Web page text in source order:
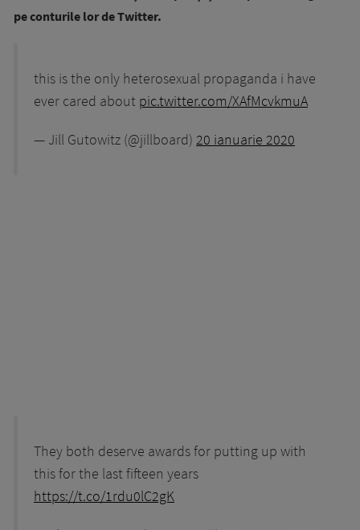
pe conturile lor de Twitter.
this is the only heterosexual propaganda i have
ever cared about pic.twitter.com/XAfMcvkmuA
— Jill Gutowitz (@jillboard) 20 ianuarie 2020
They both deserve awards for putting up with
this for the last fifteen years
https://t.co/1rdu0lC2gK